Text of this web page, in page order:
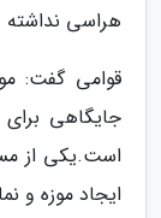
هراسی نداشته
قوامی گفت:
جایگاهی
است.یکی از
ایجاد موزه و